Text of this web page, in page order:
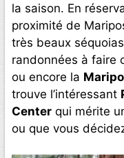
la saison. En
proximité de
très beaux
randonnées à faire
ou encore la
trouve l’intéressant
Center qui mérite
ou que vous